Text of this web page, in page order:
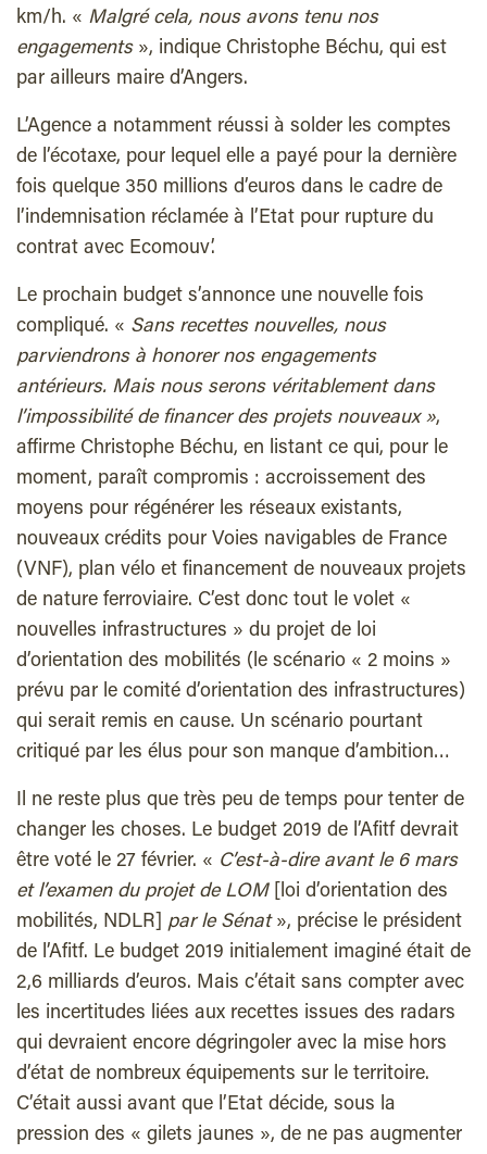
km/h. « Malgré cela, nous avons tenu nos
engagements », indique Christophe Béchu, qui est
par ailleurs maire d’Angers.
L’Agence a notamment réussi à solder les comptes
de l’écotaxe, pour lequel elle a payé pour la dernière
fois quelque 350 millions d’euros dans le cadre de
l’indemnisation réclamée à l’Etat pour rupture du
contrat avec Ecomouv’.
Le prochain budget s’annonce une nouvelle fois
compliqué. « Sans recettes nouvelles, nous
parviendrons à honorer nos engagements
antérieurs. Mais nous serons véritablement dans
l’impossibilité de financer des projets nouveaux »,
affirme Christophe Béchu, en listant ce qui, pour le
moment, paraît compromis : accroissement des
moyens pour régénérer les réseaux existants,
nouveaux crédits pour Voies navigables de France
(VNF), plan vélo et financement de nouveaux projets
de nature ferroviaire. C’est donc tout le volet «
nouvelles infrastructures » du projet de loi
d’orientation des mobilités (le scénario « 2 moins »
prévu par le comité d’orientation des infrastructures)
qui serait remis en cause. Un scénario pourtant
critiqué par les élus pour son manque d’ambition…
Il ne reste plus que très peu de temps pour tenter de
changer les choses. Le budget 2019 de l’Afitf devrait
être voté le 27 février. « C’est-à-dire avant le 6 mars
et l’examen du projet de LOM
[loi d’orientation des
mobilités, NDLR] par le Sénat», précise le président
de l’Afitf. Le budget 2019 initialement imaginé était de
2,6 milliards d’euros. Mais c’était sans compter avec
les incertitudes liées aux recettes issues des radars
qui devraient encore dégringoler avec la mise hors
d’état de nombreux équipements sur le territoire.
C’était aussi avant que l’Etat décide, sous la
pression des « gilets jaunes », de ne pas augmenter